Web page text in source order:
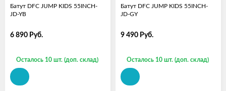
Батут DFC JUMP KIDS 55INCH-
JD-YB
6 890 Руб.
Осталось 10 шт. (доп. склад)
Батут DFC JUMP KIDS 55INCH-
JD-GY
9 490 Руб.
Осталось 10 шт. (доп. склад)